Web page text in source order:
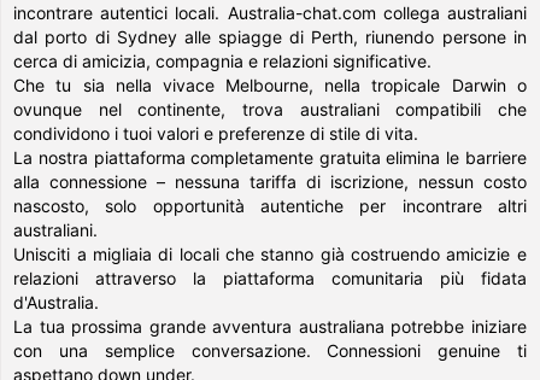
incontrare autentici locali. Australia-chat.com collega australiani
dal porto di Sydney alle spiagge di Perth, riunendo persone in
cerca di amicizia, compagnia e relazioni significative.
Che tu sia nella vivace Melbourne, nella tropicale Darwin o
ovunque nel continente, trova australiani compatibili che
condividono i tuoi valori e preferenze di stile di vita.
La nostra piattaforma completamente gratuita elimina le barriere
alla connessione – nessuna tariffa di iscrizione, nessun costo
nascosto, solo opportunità autentiche per incontrare altri
australiani.
Unisciti a migliaia di locali che stanno già costruendo amicizie e
relazioni attraverso la piattaforma comunitaria più fidata
d'Australia.
La tua prossima grande avventura australiana potrebbe iniziare
con una semplice conversazione. Connessioni genuine ti
aspettano down under.